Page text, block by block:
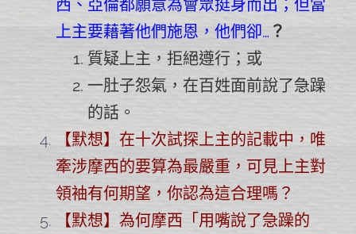
西、亞倫都願意為會眾挺身而出；但當
上主要藉著他們施恩，他們卻… ？
質疑上主，拒絕遵行；或
一肚子怨氣，在百姓面前說了急躁
的話。
【默想】在十次試探上主的記載中，唯
牽涉摩西的要算為最嚴重，可見上主對
領袖有何期望，你認為這合理嗎？
【默想】為何摩西「用嘴說了急躁的